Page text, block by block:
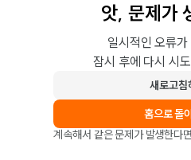
앗, 문제가
일시적인 오류
잠시 후에 다시 시
새로고침
홈으로 돌
계속해서 같은 문제가 발생한다면